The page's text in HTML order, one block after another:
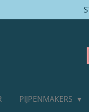
PIJPENMAKERS